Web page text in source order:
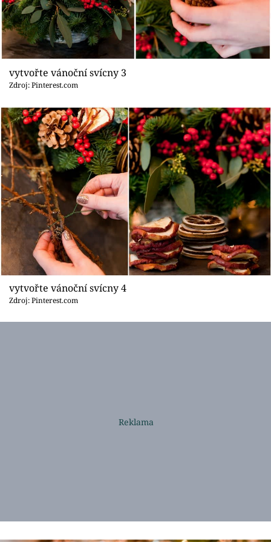
vytvořte vánoční svícny 3
Zdroj: Pinterest.com
vytvořte vánoční svícny 4
Zdroj: Pinterest.com